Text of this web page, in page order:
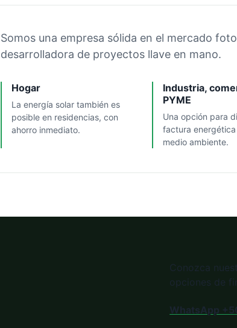
Somos una empresa sólida en el mercado
desarrolladora de proyectos llave en mano.
Hogar
La energía solar también es
posible en residencias, con
ahorro inmediato.
Industria,
PYME
Una opción para
factura
medio ambiente.
Conozca
opciones de
WhatsApp